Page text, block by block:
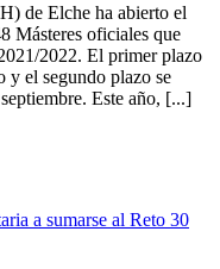
de Elche ha abierto el
Másteres oficiales que
2022. El primer plazo
y el segundo plazo se
Este año, [...]
a sumarse al Reto 30